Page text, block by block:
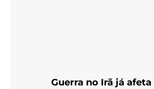
Guerra no Irã já afeta